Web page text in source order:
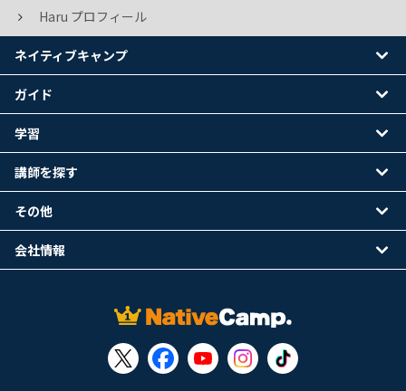
Haru プロフィール
ネイティブキャンプ
ガイド
学習
講師を探す
その他
会社情報